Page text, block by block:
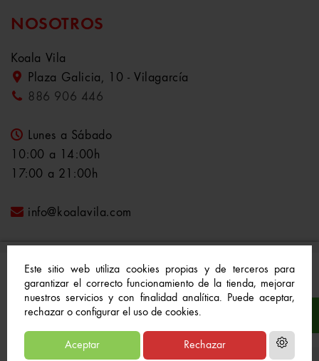
Este sitio web utiliza cookies propias y de terceros para
garantizar el correcto funcionamiento de la tienda, mejorar
nuestros servicios y con finalidad analítica. Puede aceptar,
rechazar o configurar el uso de cookies.
Aceptar Rechazar
NOSOTROS
Koala Vila
Plaza Galicia, 10 - Vilagarcía
886 906 446
Lunes a Sábado
10:00 a 14:00h
17:00 a 21:00h
info@koalavila.com
© 2021-2022 Koala Vila™. Todos los derechos